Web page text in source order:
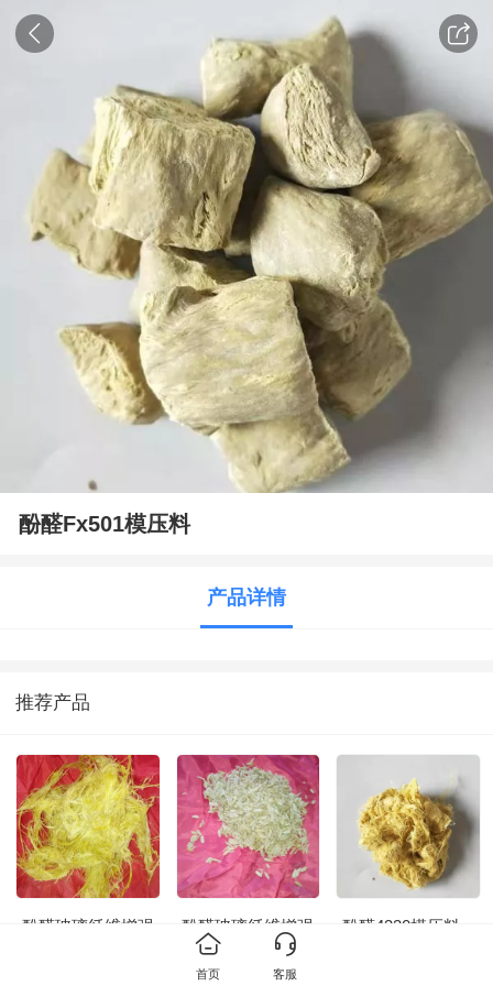
酚醛Fx501模压料
产品详情
推荐产品
酚醛玻璃纤维增强
酚醛玻璃纤维增强
模塑料4330-1即
（FX501）生产
酚醛4330模压料
首页 客服